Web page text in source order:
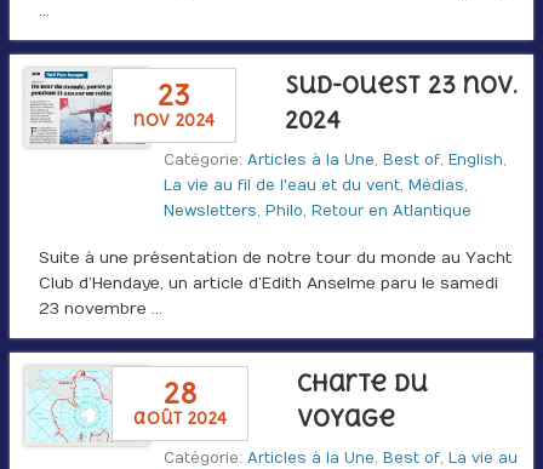
…
23
nov 2024
Sud-Ouest 23 nov.
2024
Catégorie: Articles à la Une, Best of, English,
La vie au fil de l'eau et du vent, Médias,
Newsletters, Philo, Retour en Atlantique
Suite à une présentation de notre tour du monde au Yacht
Club d’Hendaye, un article d’Edith Anselme paru le samedi
23 novembre …
28
août 2024
Charte du
voyage
Catégorie: Articles à la Une, Best of, La vie au